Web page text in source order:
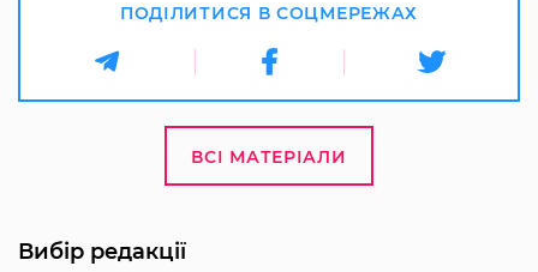
ПОДІЛИТИСЯ В СОЦМЕРЕЖАХ
ВСІ МАТЕРІАЛИ
Вибір редакції